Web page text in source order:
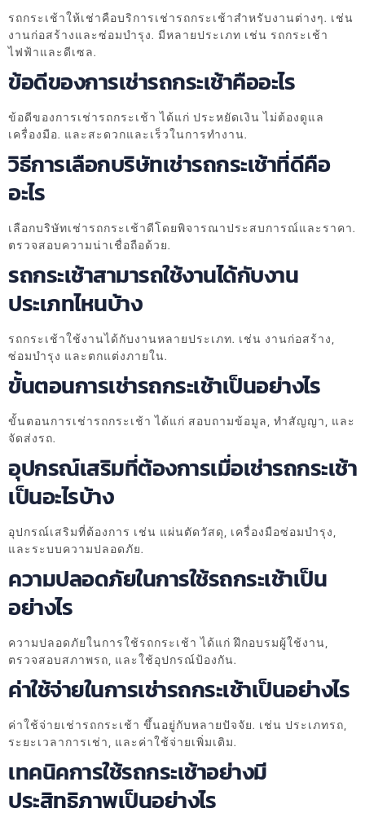
รถกระเช้าให้เช่าคือบริการเช่ารถกระเช้าสำหรับงานต่างๆ. เช่น
งานก่อสร้างและซ่อมบำรุง. มีหลายประเภท เช่น รถกระเช้า
ไฟฟ้าและดีเซล.
ข้อดีของการเช่ารถกระเช้าคืออะไร
ข้อดีของการเช่ารถกระเช้า ได้แก่ ประหยัดเงิน ไม่ต้องดูแล
เครื่องมือ. และสะดวกและเร็วในการทำงาน.
วิธีการเลือกบริษัทเช่ารถกระเช้าที่ดีคือ
อะไร
เลือกบริษัทเช่ารถกระเช้าดีโดยพิจารณาประสบการณ์และราคา.
ตรวจสอบความน่าเชื่อถือด้วย.
รถกระเช้าสามารถใช้งานได้กับงาน
ประเภทไหนบ้าง
รถกระเช้าใช้งานได้กับงานหลายประเภท. เช่น งานก่อสร้าง,
ซ่อมบำรุง และตกแต่งภายใน.
ขั้นตอนการเช่ารถกระเช้าเป็นอย่างไร
ขั้นตอนการเช่ารถกระเช้า ได้แก่ สอบถามข้อมูล, ทำสัญญา, และ
จัดส่งรถ.
อุปกรณ์เสริมที่ต้องการเมื่อเช่ารถกระเช้า
เป็นอะไรบ้าง
อุปกรณ์เสริมที่ต้องการ เช่น แผ่นตัดวัสดุ, เครื่องมือซ่อมบำรุง,
และระบบความปลอดภัย.
ความปลอดภัยในการใช้รถกระเช้าเป็น
อย่างไร
ความปลอดภัยในการใช้รถกระเช้า ได้แก่ ฝึกอบรมผู้ใช้งาน,
ตรวจสอบสภาพรถ, และใช้อุปกรณ์ป้องกัน.
ค่าใช้จ่ายในการเช่ารถกระเช้าเป็นอย่างไร
ค่าใช้จ่ายเช่ารถกระเช้า ขึ้นอยู่กับหลายปัจจัย. เช่น ประเภทรถ,
ระยะเวลาการเช่า, และค่าใช้จ่ายเพิ่มเติม.
เทคนิคการใช้รถกระเช้าอย่างมี
ประสิทธิภาพเป็นอย่างไร